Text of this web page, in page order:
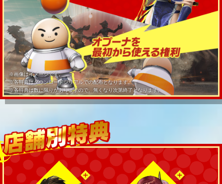
※画像はイメージです。
※各特典はダウンロードシリアルでの配布となります。
※各特典は数に限りがありますので、無くなり次第終了となります。